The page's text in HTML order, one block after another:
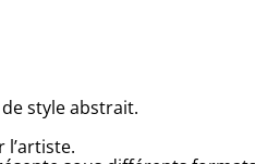
style abstrait.
l’artiste.